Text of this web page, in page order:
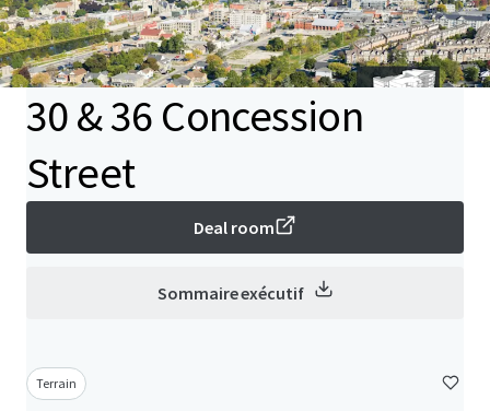
30 & 36 Concession
Street
Deal room
Sommaire exécutif
Terrain